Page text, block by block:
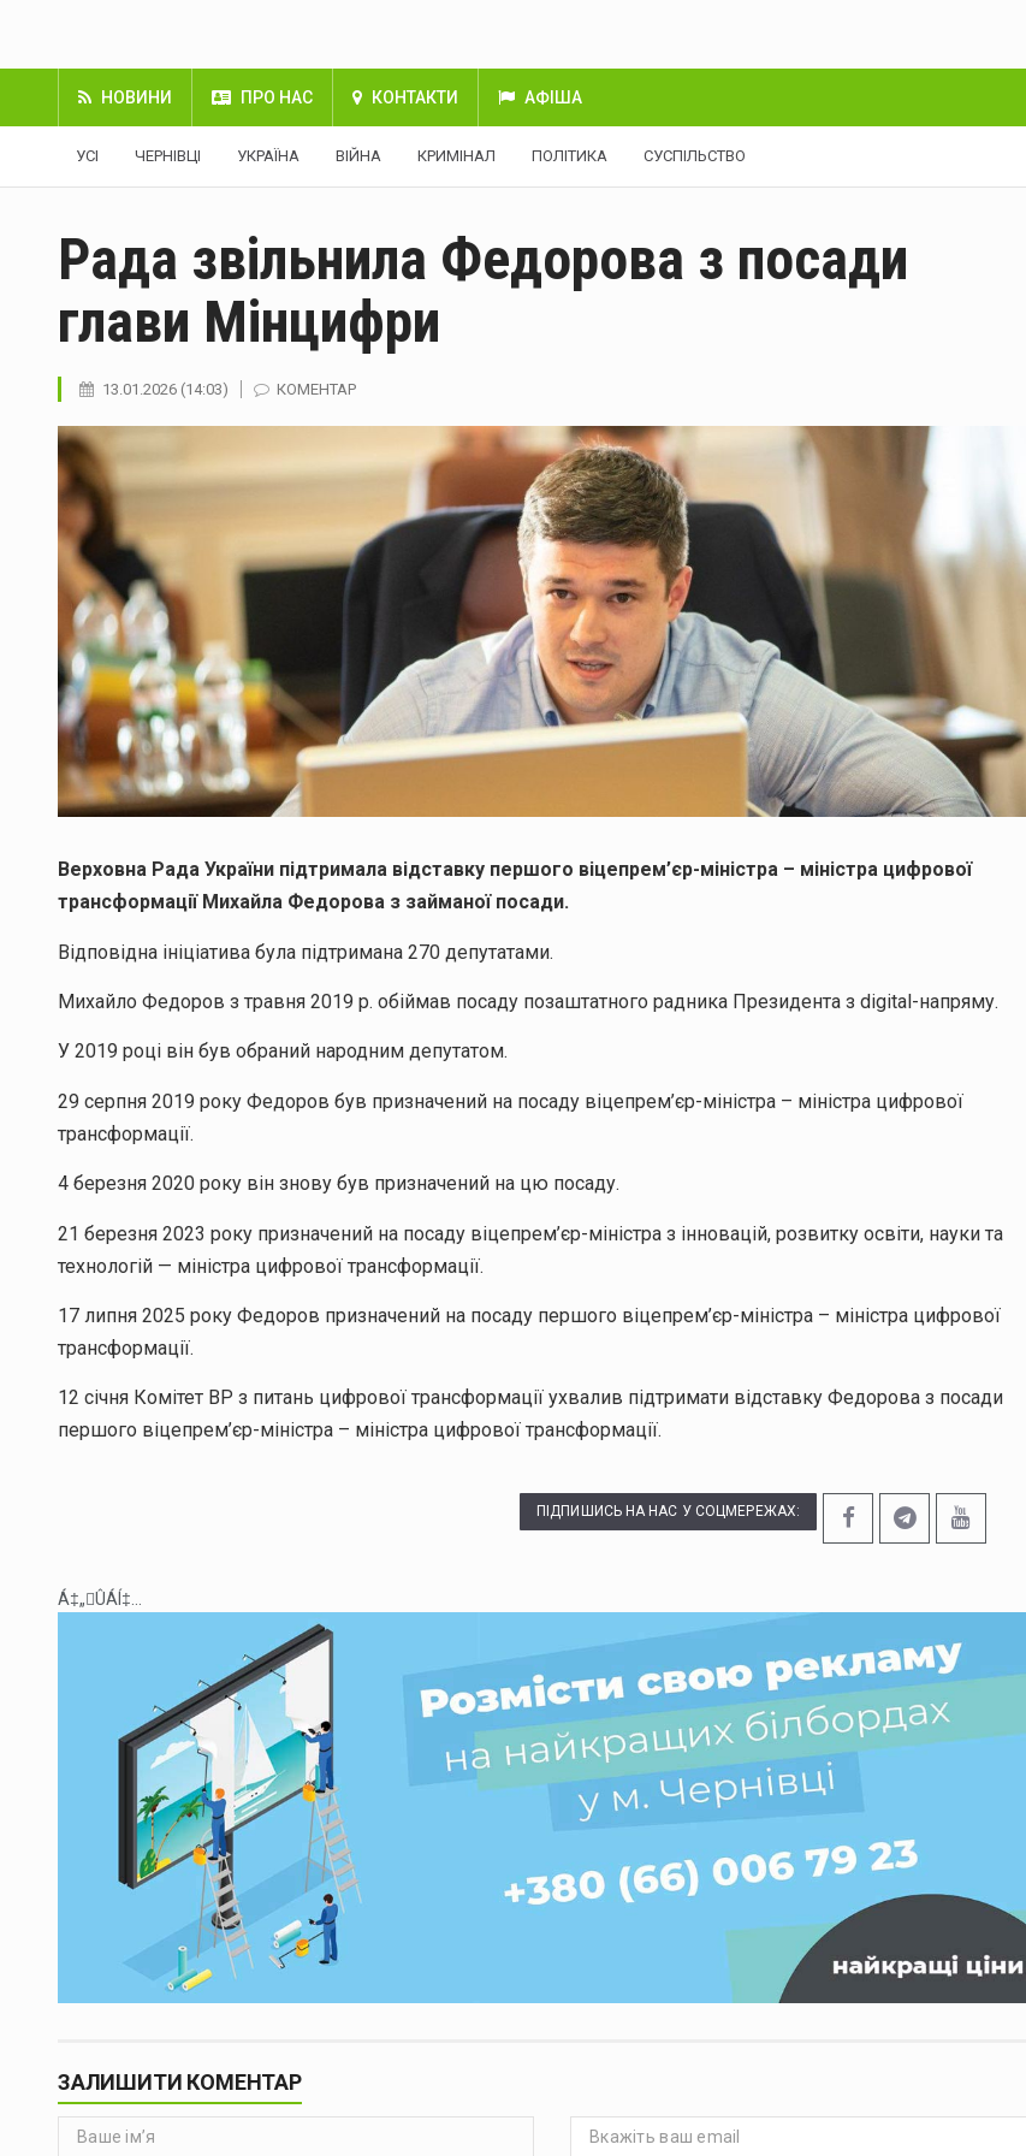
НОВИНИ ПРО НАС КОНТАКТИ АФІША
УСІ ЧЕРНІВЦІ УКРАЇНА ВІЙНА КРИМІНАЛ ПОЛІТИКА СУСПІЛЬСТВО
Рада звільнила Федорова з посади
глави Мінцифри
13.01.2026 (14:03) КОМЕНТАР
Верховна Рада України підтримала відставку першого віцепрем’єр-міністра – міністра цифрової
трансформації Михайла Федорова з займаної посади.
Відповідна ініціатива була підтримана 270 депутатами.
Михайло Федоров з травня 2019 р. обіймав посаду позаштатного радника Президента з digital-напряму.
У 2019 році він був обраний народним депутатом.
29 серпня 2019 року Федоров був призначений на посаду віцепрем’єр-міністра – міністра цифрової
трансформації.
4 березня 2020 року він знову був призначений на цю посаду.
21 березня 2023 року призначений на посаду віцепрем’єр-міністра з інновацій, розвитку освіти, науки та
технологій — міністра цифрової трансформації.
17 липня 2025 року Федоров призначений на посаду першого віцепрем’єр-міністра – міністра цифрової
трансформації.
12 січня Комітет ВР з питань цифрової трансформації ухвалив підтримати відставку Федорова з посади
першого віцепрем’єр-міністра – міністра цифрової трансформації.
ПІДПИШИСЬ НА НАС У СОЦМЕРЕЖАХ:
Á‡„ÛÁÍ‡...
ЗАЛИШИТИ КОМЕНТАР